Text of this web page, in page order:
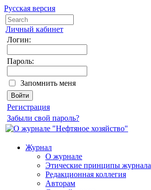
Русская версия
Личный кабинет
Логин:
Пароль:
Запомнить меня
Регистрация
Забыли свой пароль?
Журнал
О журнале
Этические принципы журнала
Редакционная коллегия
Авторам